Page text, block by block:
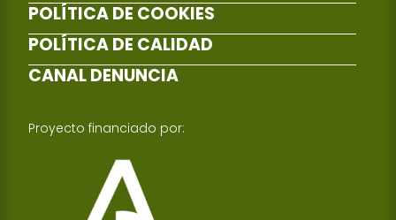
POLÍTICA DE COOKIES
POLÍTICA DE CALIDAD
CANAL DENUNCIA
Proyecto financiado por: